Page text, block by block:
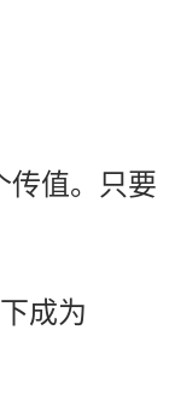
传值。只要
成为